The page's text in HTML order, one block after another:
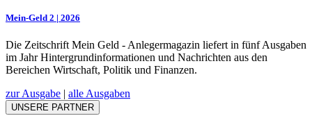
Mein-Geld 2 | 2026
Die Zeitschrift Mein Geld - Anlegermagazin liefert in fünf Ausgaben
im Jahr Hintergrundinformationen und Nachrichten aus den
Bereichen Wirtschaft, Politik und Finanzen.
zur Ausgabe | alle Ausgaben
UNSERE PARTNER